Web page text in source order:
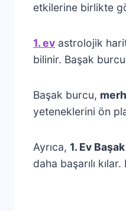
etkilerine birlikte
1. ev astrolojik
bilinir. Başak
Başak burcu,
yeteneklerini ön
Ayrıca, 1. Ev
daha başarılı